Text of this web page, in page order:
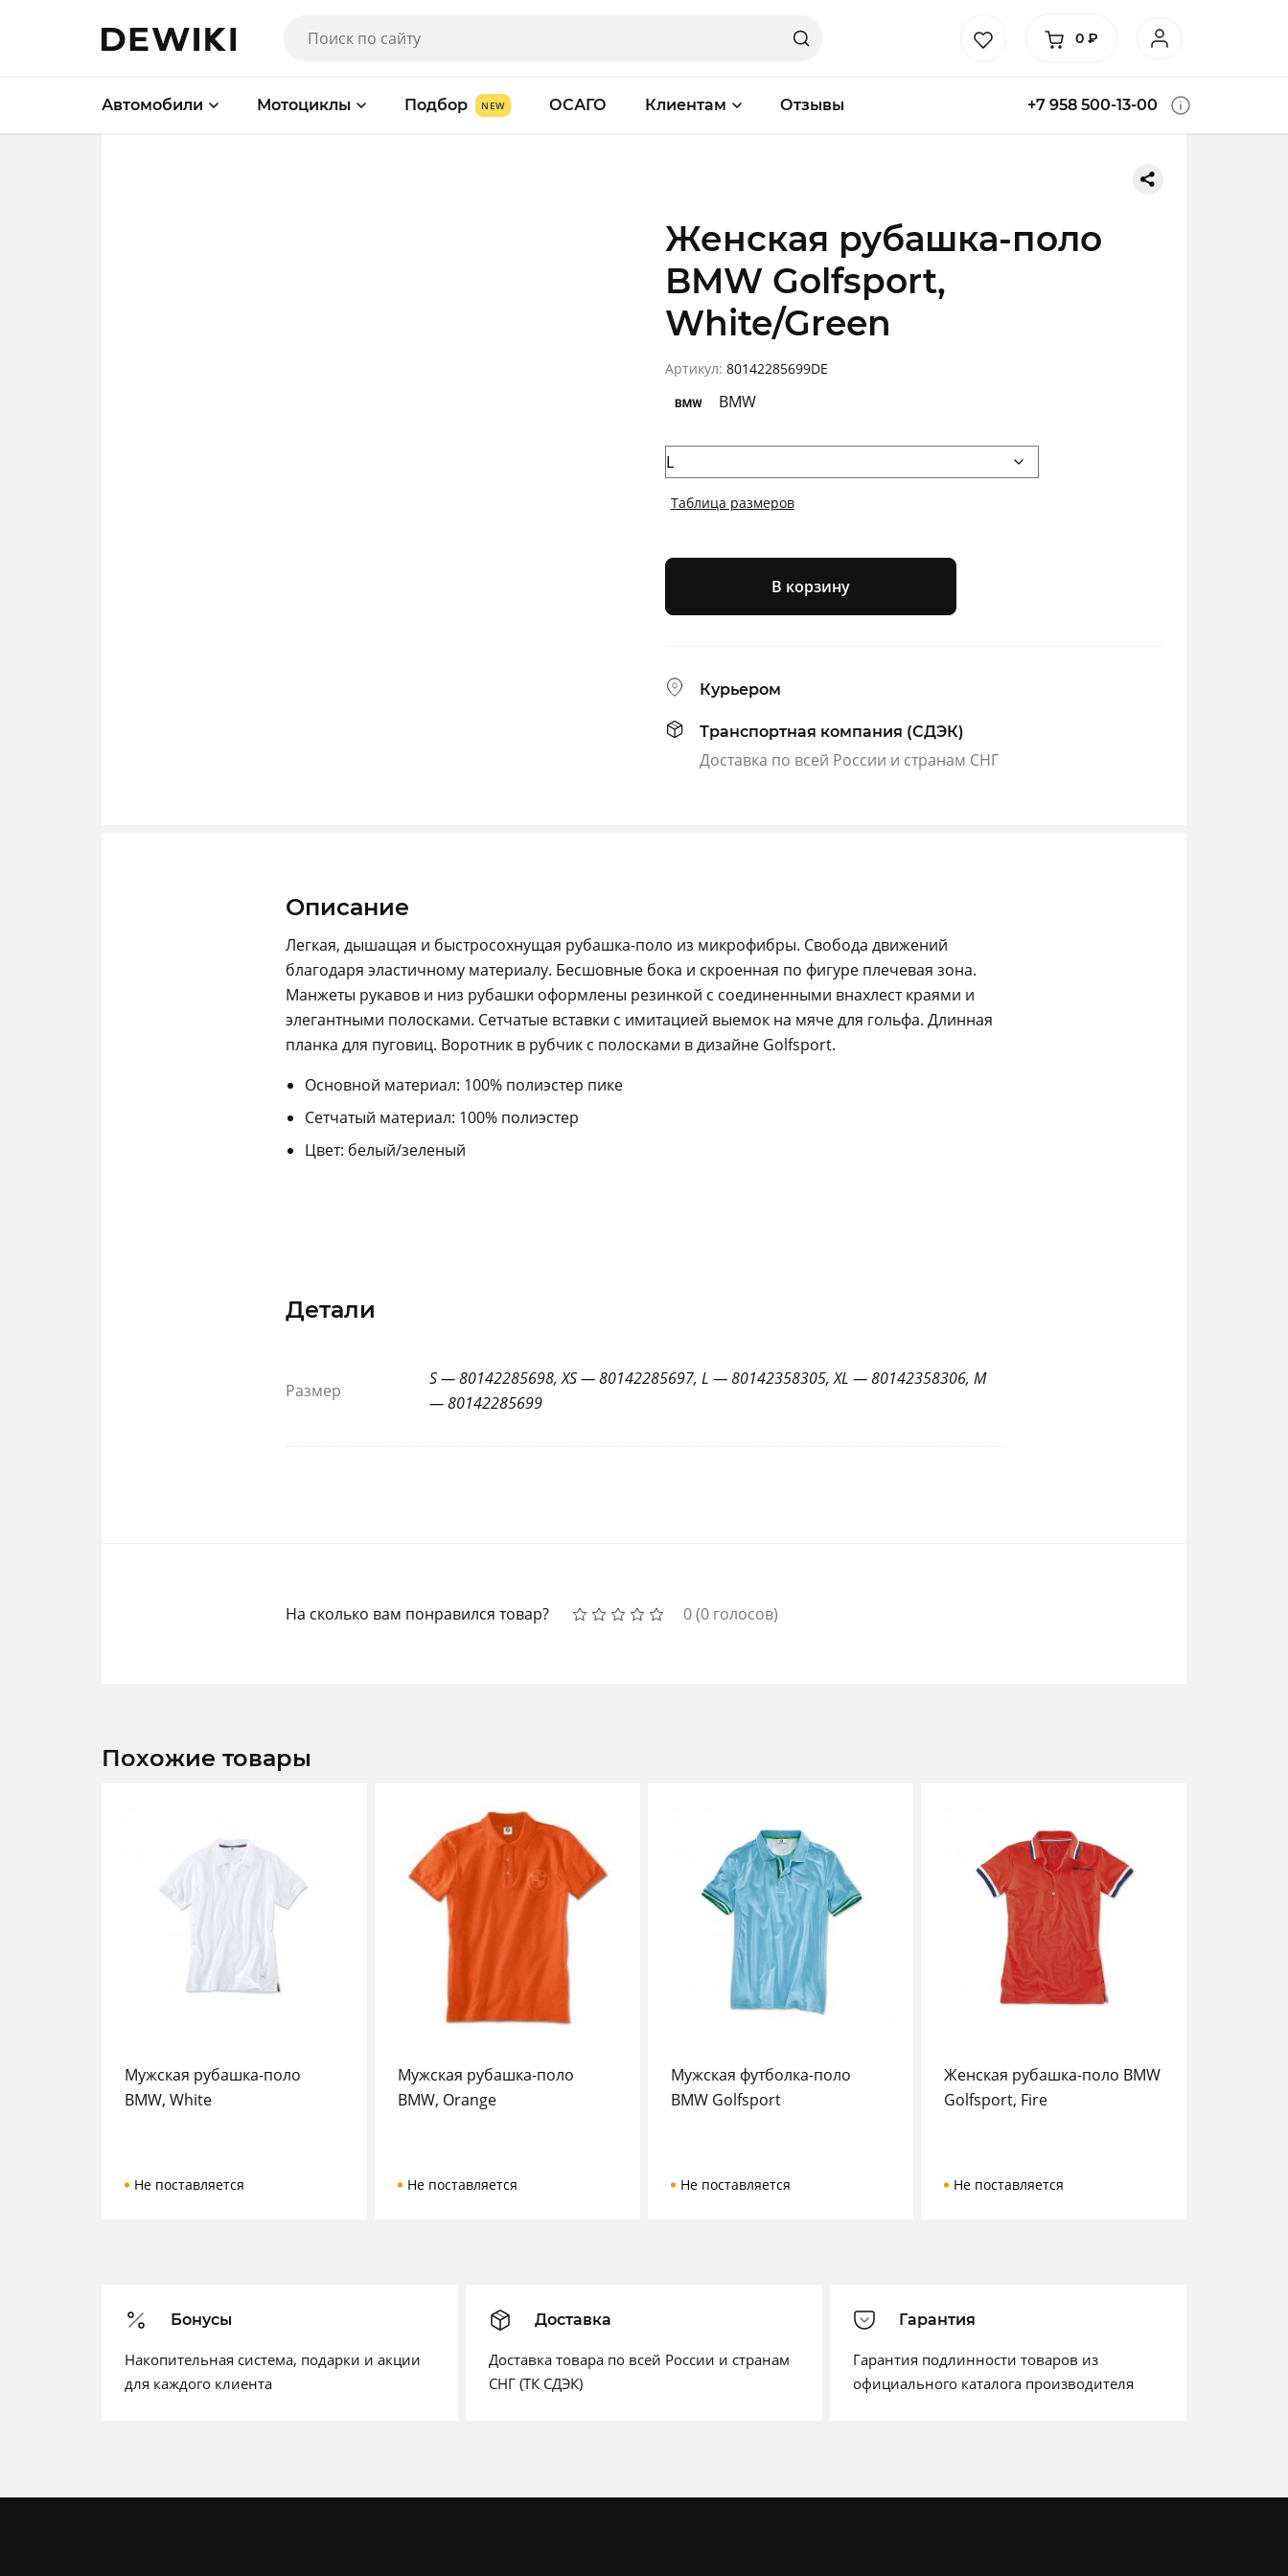
0 ₽
Автомобили Мотоциклы Подбор ОСАГО Клиентам Отзывы +7 958 500-13-00
Женская рубашка-поло
BMW Golfsport,
White/Green
Артикул: 80142285699DE
BMW
Таблица размеров
В корзину
Курьером
Транспортная компания (СДЭК)
Доставка по всей России и странам СНГ
Описание
Легкая, дышащая и быстросохнущая рубашка-поло из микрофибры. Свобода движений
благодаря эластичному материалу. Бесшовные бока и скроенная по фигуре плечевая зона.
Манжеты рукавов и низ рубашки оформлены резинкой с соединенными внахлест краями и
элегантными полосками. Сетчатые вставки с имитацией выемок на мяче для гольфа. Длинная
планка для пуговиц. Воротник в рубчик с полосками в дизайне Golfsport.
Основной материал: 100% полиэстер пике
Сетчатый материал: 100% полиэстер
Цвет: белый/зеленый
Детали
Размер
S — 80142285698, XS — 80142285697, L — 80142358305, XL — 80142358306, M
— 80142285699
На сколько вам понравился товар? 0(0 голосов)
Похожие товары
Мужская рубашка-поло
BMW, White
Не поставляется
Мужская рубашка-поло
BMW, Orange
Не поставляется
Мужская футболка-поло
BMW Golfsport
Не поставляется
Женская рубашка-поло BMW
Golfsport, Fire
Не поставляется
Бонусы
Накопительная система, подарки и акции
для каждого клиента
Доставка
Доставка товара по всей России и странам
СНГ (ТК СДЭК)
Гарантия
Гарантия подлинности товаров из
официального каталога производителя